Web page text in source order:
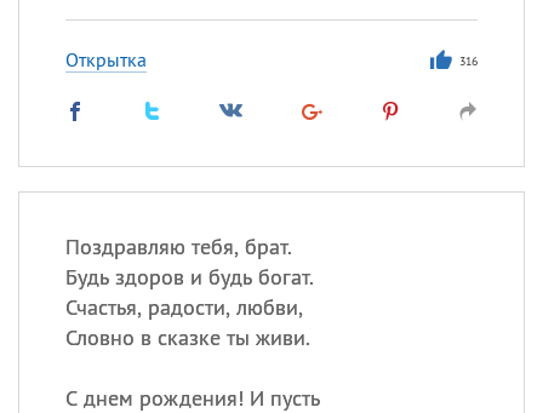
Открытка 316
Поздравляю тебя, брат.
Будь здоров и будь богат.
Счастья, радости, любви,
Словно в сказке ты живи.
С днем рождения! И пусть
, Афанасий,Борис
происхождение